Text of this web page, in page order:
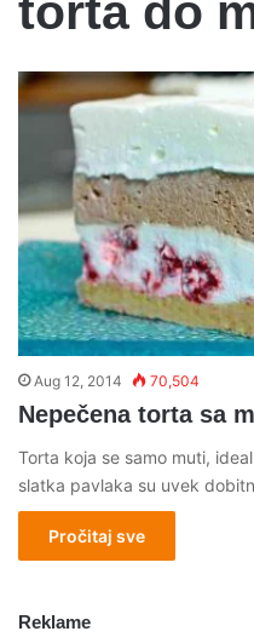
torta do
Aug 12, 2014 70,504
Nepečena torta sa
Torta koja se samo muti,
slatka pavlaka su uvek
Pročitaj sve
Reklame